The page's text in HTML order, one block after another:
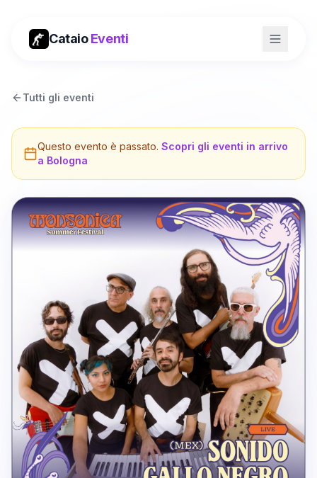
CataioEventi
Tutti gli eventi
Questo evento è passato. Scopri gli eventi in arrivo
a Bologna